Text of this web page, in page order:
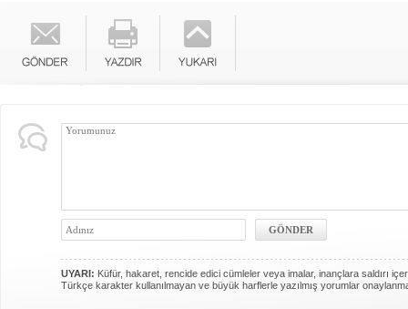
UYARI: Küfür, hakaret, rencide edici cümleler veya imalar, inançlara saldırı
Türkçe karakter kullanılmayan ve büyük harflerle yazılmış yorumlar